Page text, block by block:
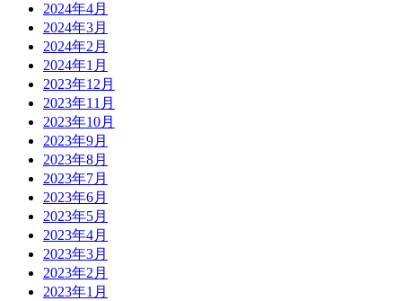
2024年4月
2024年3月
2024年2月
2024年1月
2023年12月
2023年11月
2023年10月
2023年9月
2023年8月
2023年7月
2023年6月
2023年5月
2023年4月
2023年3月
2023年2月
2023年1月